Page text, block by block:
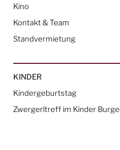
Kino
Kontakt & Team
Standvermietung
KINDER
Kindergeburtstag
Zwergerltreff im Kinder